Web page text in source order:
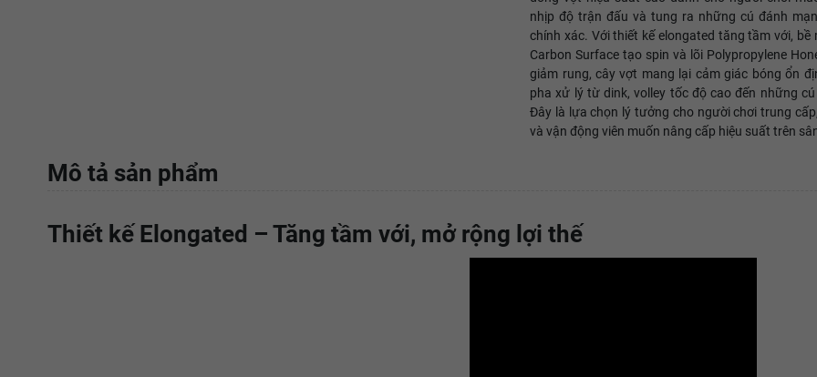
nhịp độ trận đấu và tung ra những cú đánh
chính xác. Với thiết kế elongated tăng tầm với, bề
Carbon Surface tạo spin và lõi Polypropylene
giảm rung, cây vợt mang lại cảm giác bóng ổn
pha xử lý từ dink, volley tốc độ cao đến những
Đây là lựa chọn lý tưởng cho người chơi trung
và vận động viên muốn nâng cấp hiệu suất trên
Mô tả sản phẩm
Thiết kế Elongated – Tăng tầm với, mở rộng lợi thế